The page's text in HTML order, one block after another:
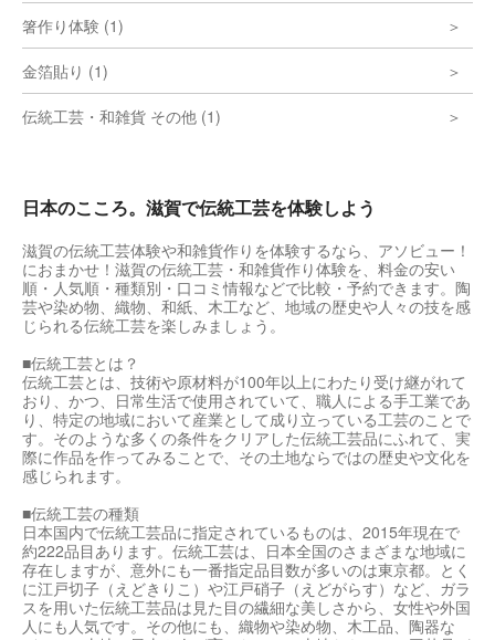
箸作り体験 (1)
金箔貼り (1)
伝統工芸・和雑貨 その他 (1)
日本のこころ。滋賀で伝統工芸を体験しよう
滋賀の伝統工芸体験や和雑貨作りを体験するなら、アソビュー！
におまかせ！滋賀の伝統工芸・和雑貨作り体験を、料金の安い
順・人気順・種類別・口コミ情報などで比較・予約できます。陶
芸や染め物、織物、和紙、木工など、地域の歴史や人々の技を感
じられる伝統工芸を楽しみましょう。
■伝統工芸とは？
伝統工芸とは、技術や原材料が100年以上にわたり受け継がれて
おり、かつ、日常生活で使用されていて、職人による手工業であ
り、特定の地域において産業として成り立っている工芸のことで
す。そのような多くの条件をクリアした伝統工芸品にふれて、実
際に作品を作ってみることで、その土地ならではの歴史や文化を
感じられます。
■伝統工芸の種類
日本国内で伝統工芸品に指定されているものは、2015年現在で
約222品目あります。伝統工芸は、日本全国のさまざまな地域に
存在しますが、意外にも一番指定品目数が多いのは東京都。とく
に江戸切子（えどきりこ）や江戸硝子（えどがらす）など、ガラ
スを用いた伝統工芸品は見た目の繊細な美しさから、女性や外国
人にも人気です。その他にも、織物や染め物、木工品、陶器な